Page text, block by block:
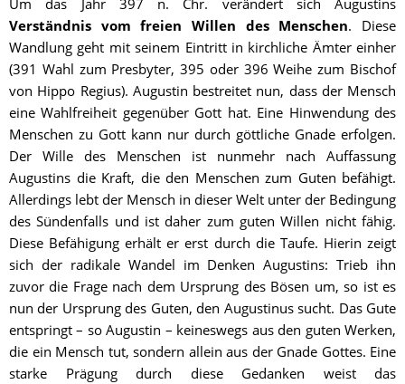
Verständnis vom freien Willen des Menschen. Diese
Wandlung geht mit seinem Eintritt in kirchliche Ämter einher
(391 Wahl zum Presbyter, 395 oder 396 Weihe zum Bischof
von Hippo Regius). Augustin bestreitet nun, dass der Mensch
eine Wahlfreiheit gegenüber Gott hat. Eine Hinwendung des
Menschen zu Gott kann nur durch göttliche Gnade erfolgen.
Der Wille des Menschen ist nunmehr nach Auffassung
Augustins die Kraft, die den Menschen zum Guten befähigt.
Allerdings lebt der Mensch in dieser Welt unter der Bedingung
des Sündenfalls und ist daher zum guten Willen nicht fähig.
Diese Befähigung erhält er erst durch die Taufe. Hierin zeigt
sich der radikale Wandel im Denken Augustins: Trieb ihn
zuvor die Frage nach dem Ursprung des Bösen um, so ist es
nun der Ursprung des Guten, den Augustinus sucht. Das Gute
entspringt – so Augustin – keineswegs aus den guten Werken,
die ein Mensch tut, sondern allein aus der Gnade Gottes. Eine
starke Prägung durch diese Gedanken weist das